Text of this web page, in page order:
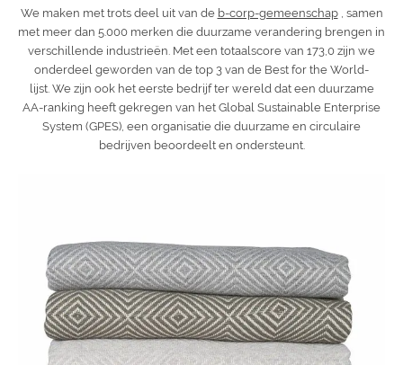
We maken met trots deel uit van de b-corp-gemeenschap, samen
met meer dan 5.000 merken die duurzame verandering brengen in
verschillende industrieën. Met een totaalscore van 173,0 zijn we
onderdeel geworden van de top 3 van de Best for the World-
lijst. We zijn ook het eerste bedrijf ter wereld dat een duurzame
AA-ranking heeft gekregen van het Global Sustainable Enterprise
System (GPES), een organisatie die duurzame en circulaire
bedrijven beoordeelt en ondersteunt.